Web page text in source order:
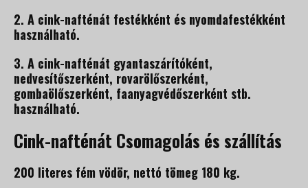
2. A cink-nafténát festékként és nyomdafestékként
használható.
3. A cink-nafténát gyantaszárítóként,
nedvesítőszerként, rovarölőszerként,
gombaölőszerként, faanyagvédőszerként stb.
használható.
Cink-nafténát Csomagolás és szállítás
200 literes fém vödör, nettó tömeg 180 kg.